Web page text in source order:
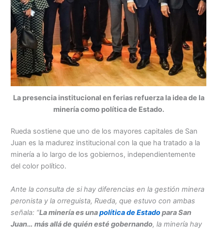
La presencia institucional en ferias refuerza la idea de la
minería como política de Estado.
Rueda sostiene que uno de los mayores capitales de San
Juan es la madurez institucional con la que ha tratado a la
minería a lo largo de los gobiernos, independientemente
del color político.
Ante la consulta de si hay diferencias en la gestión minera
peronista y la orreguista, Rueda, que estuvo con ambas
señala: “La minería es unapolítica de Estadopara San
Juan… más allá de quién esté gobernando, la minería hay